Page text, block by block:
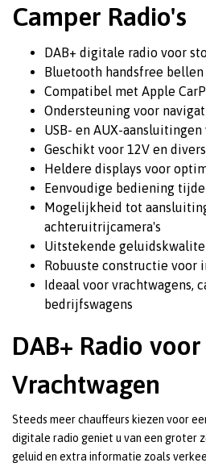
Camper Radio's
DAB+ digitale radio voor
Bluetooth handsfree
Compatibel met Apple
Ondersteuning voor
USB- en AUX-
Geschikt voor 12V en
Heldere displays voor
Eenvoudige bediening
Mogelijkheid tot
achteruitrijcamera's
Uitstekende
Robuuste constructie voor
Ideaal voor vrachtwagens,
bedrijfswagens
DAB+ Radio
Vrachtwagen
Steeds meer chauffeurs kiezen voor
digitale radio geniet u van een groter
geluid en extra informatie zoals